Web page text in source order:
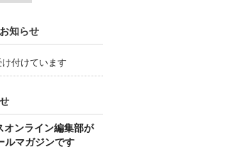
知らせ
付けています
オンライン編集部が
ルマガジンです